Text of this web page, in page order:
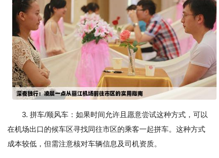
3. 拼车/顺风车：如果时间允许且愿意尝试这种方式，可以
在机场出口的候车区寻找同往市区的乘客一起拼车。这种方式
成本较低，但需注意核对车辆信息及司机资质。